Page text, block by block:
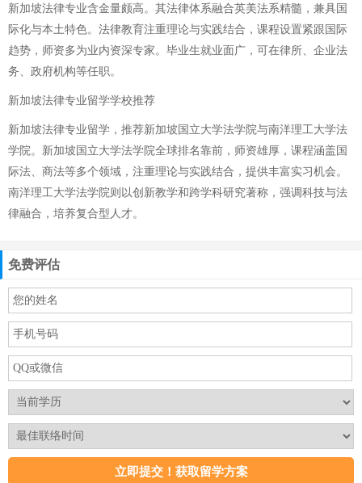
新加坡法律专业含金量颇高。其法律体系融合英美法系精髓，兼具国
际化与本土特色。法律教育注重理论与实践结合，课程设置紧跟国际
趋势，师资多为业内资深专家。毕业生就业面广，可在律所、企业法
务、政府机构等任职。
新加坡法律专业留学学校推荐
新加坡法律专业留学，推荐新加坡国立大学法学院与南洋理工大学法
学院。新加坡国立大学法学院全球排名靠前，师资雄厚，课程涵盖国
际法、商法等多个领域，注重理论与实践结合，提供丰富实习机会。
南洋理工大学法学院则以创新教学和跨学科研究著称，强调科技与法
律融合，培养复合型人才。
免费评估